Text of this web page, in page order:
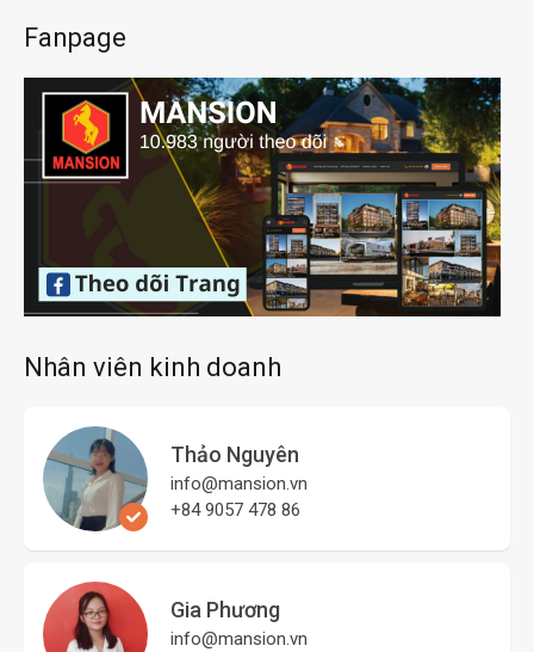
Fanpage
Nhân viên kinh doanh
Thảo Nguyên
info@mansion.vn
+84 9057 478 86
Gia Phương
info@mansion.vn